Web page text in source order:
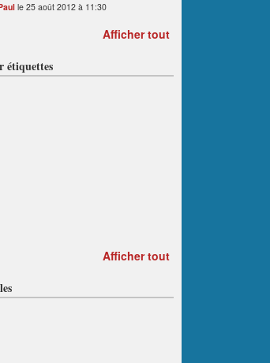
le 25 août 2012 à 11:30
Afficher tout
étiquettes
Afficher tout